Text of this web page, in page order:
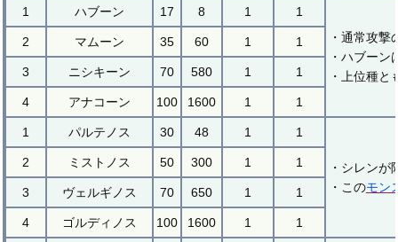
1 ハブーン 17 8 1
1
・通常攻撃
・ハブー
・上位種と
2 マムーン 35 60 1 1
3 ニシキーン 70 580 1 1
4 アナコーン 100 1600 1 1
1 パルテノス 30 48 1 1
・シレン
・このモン
2 ミストノス 50 300 1 1
3 ヴェルギノス 70 650 1 1
4 ゴルディノス 100 1600 1 1